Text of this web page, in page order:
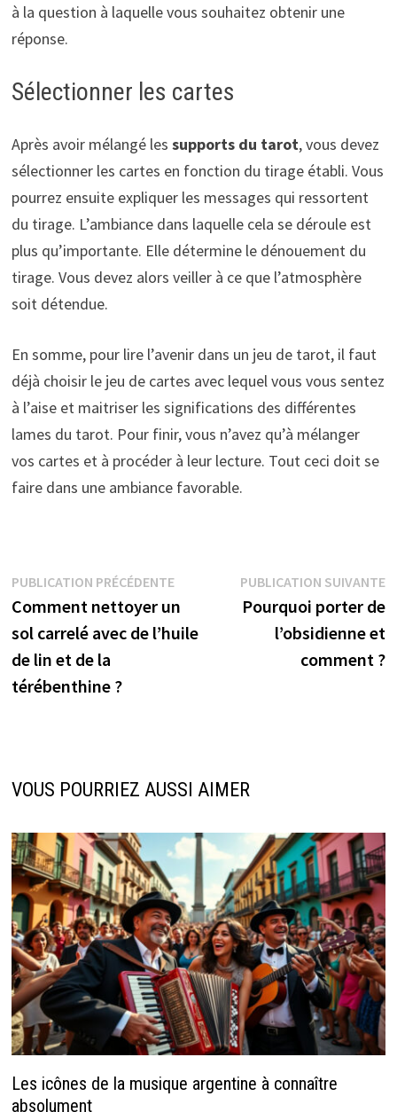
à la question à laquelle vous souhaitez obtenir une
réponse.
Sélectionner les cartes
Après avoir mélangé les supports du tarot, vous devez
sélectionner les cartes en fonction du tirage établi. Vous
pourrez ensuite expliquer les messages qui ressortent
du tirage. L’ambiance dans laquelle cela se déroule est
plus qu’importante. Elle détermine le dénouement du
tirage. Vous devez alors veiller à ce que l’atmosphère
soit détendue.
En somme, pour lire l’avenir dans un jeu de tarot, il faut
déjà choisir le jeu de cartes avec lequel vous vous sentez
à l’aise et maitriser les significations des différentes
lames du tarot. Pour finir, vous n’avez qu’à mélanger
vos cartes et à procéder à leur lecture. Tout ceci doit se
faire dans une ambiance favorable.
Navigation
de
l’article
PUBLICATION PRÉCÉDENTEPublication
précédente :
Comment nettoyer un
sol carrelé avec de l’huile
de lin et de la
térébenthine ?
PUBLICATION SUIVANTE
Pourquoi porter de
l’obsidienne et
comment ?
VOUS POURRIEZ AUSSI AIMER
Les icônes de la musique argentine à connaître
absolument